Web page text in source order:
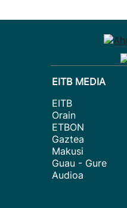
EITB MEDIA
EITB
Orain
ETBON
Gaztea
Makusi
Guau - Gure
Audioa